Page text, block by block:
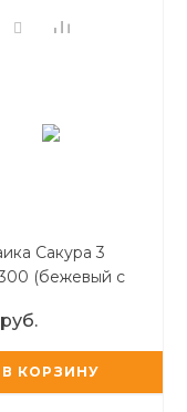
Сакура 3
(бежевый с
В КОРЗИНУ